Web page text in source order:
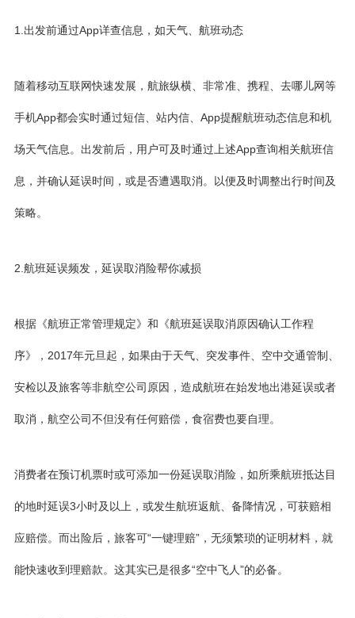
1.出发前通过App详查信息，如天气、航班动态
随着移动互联网快速发展，航旅纵横、非常准、携程、去哪儿网等
手机App都会实时通过短信、站内信、App提醒航班动态信息和机
场天气信息。出发前后，用户可及时通过上述App查询相关航班信
息，并确认延误时间，或是否遭遇取消。以便及时调整出行时间及
策略。
2.航班延误频发，延误取消险帮你减损
根据《航班正常管理规定》和《航班延误取消原因确认工作程
序》，2017年元旦起，如果由于天气、突发事件、空中交通管制、
安检以及旅客等非航空公司原因，造成航班在始发地出港延误或者
取消，航空公司不但没有任何赔偿，食宿费也要自理。
消费者在预订机票时或可添加一份延误取消险，如所乘航班抵达目
的地时延误3小时及以上，或发生航班返航、备降情况，可获赔相
应赔偿。而出险后，旅客可“一键理赔”，无须繁琐的证明材料，就
能快速收到理赔款。这其实已是很多“空中飞人”的必备。